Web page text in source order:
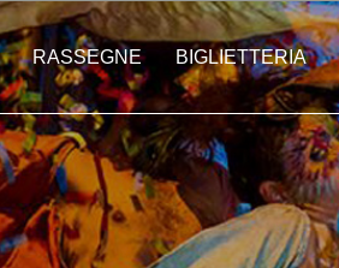
RASSEGNE BIGLIETTERIA